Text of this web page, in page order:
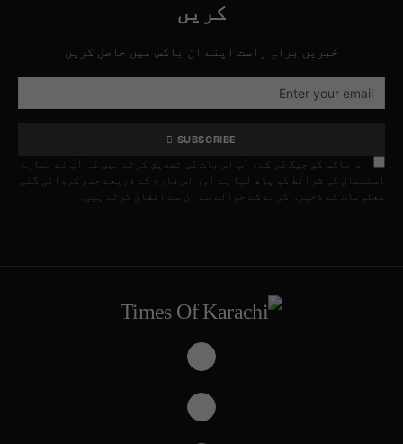
کریں
خبریں براہِ راست اپنے ان باکس میں حاصل کریں
SUBSCRIBE
اس باکس کو چیک کر کے، آپ اس بات کی تصدیق کرتے ہیں کہ آپ نے ہمارے
استعمال کی شرائط کو پڑھ لیا ہے اور اس فارم کے ذریعے جمع کروائی گئی
معلومات کے ذخیرہ کرنے کے حوالے سے ان سے اتفاق کرتے ہیں۔